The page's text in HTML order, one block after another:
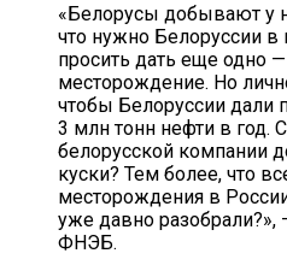
«Белорусы добывают у
что нужно Белоруссии
просить дать еще одно
месторождение. Но
чтобы Белоруссии дали
3 млн тонн нефти в год.
белорусской компании
куски? Тем более, что
месторождения в
уже давно разобрали?»,
ФНЭБ.